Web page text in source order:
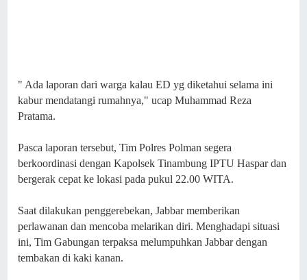
" Ada laporan dari warga kalau ED yg diketahui selama ini
kabur mendatangi rumahnya," ucap Muhammad Reza
Pratama.
Pasca laporan tersebut, Tim Polres Polman segera
berkoordinasi dengan Kapolsek Tinambung IPTU Haspar dan
bergerak cepat ke lokasi pada pukul 22.00 WITA.
Saat dilakukan penggerebekan, Jabbar memberikan
perlawanan dan mencoba melarikan diri. Menghadapi situasi
ini, Tim Gabungan terpaksa melumpuhkan Jabbar dengan
tembakan di kaki kanan.